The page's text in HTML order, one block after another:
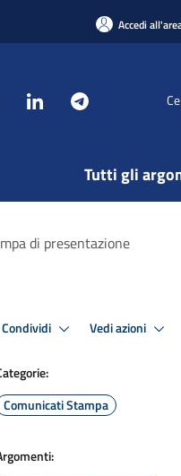
Accedi
Tutti gli
di presentazione
Condividi Vedi azioni
Comunicati Stampa